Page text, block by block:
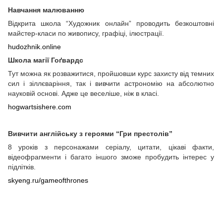
Навчання малюванню
Відкрита школа “Художник онлайн” проводить безкоштовні
майстер-класи по живопису, графіці, ілюстрації.
hudozhnik.online
Школа магії Гоґвардс
Тут можна як розважитися, пройшовши курс захисту від темних
сил і зіллєваріння, так і вивчити астрономію на абсолютно
науковій основі. Адже це веселіше, ніж в класі.
hogwartsishere.com
Вивчити англійську з героями “Гри престолів”
8 уроків з персонажами серіалу, цитати, цікаві факти,
відеофрагменти і багато іншого зможе пробудить інтерес у
підлітків.
skyeng.ru/gameofthrones